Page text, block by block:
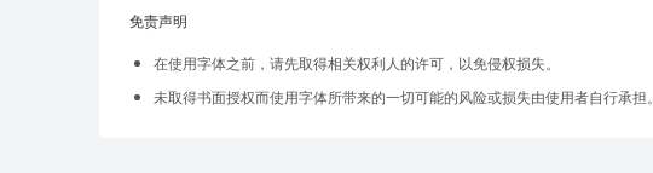
免责声明
在使用字体之前，请先取得相关权利人的许可，以免侵权损失。
未取得书面授权而使用字体所带来的一切可能的风险或损失由使用者自行承担。